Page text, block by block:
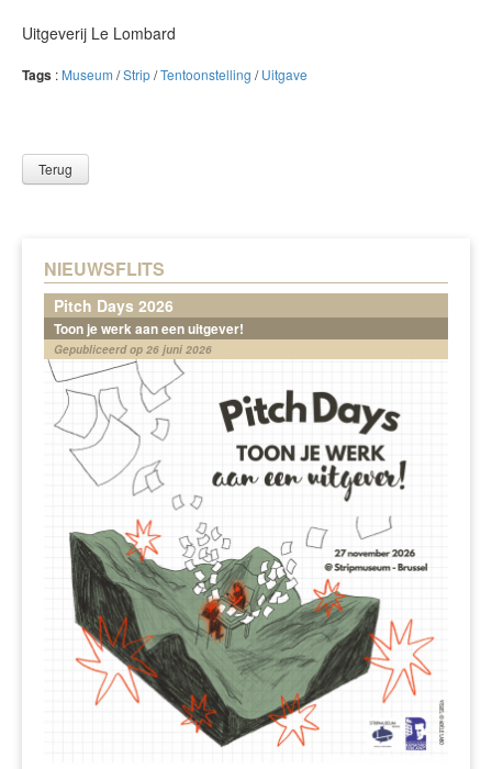
NIEUWSFLITS
Pitch Days 2026
Toon je werk aan een uitgever!
Gepubliceerd op 26 juni 2026
Uitgeverij Le Lombard
Tags : Museum /Strip/Tentoonstelling /Uitgave
Terug